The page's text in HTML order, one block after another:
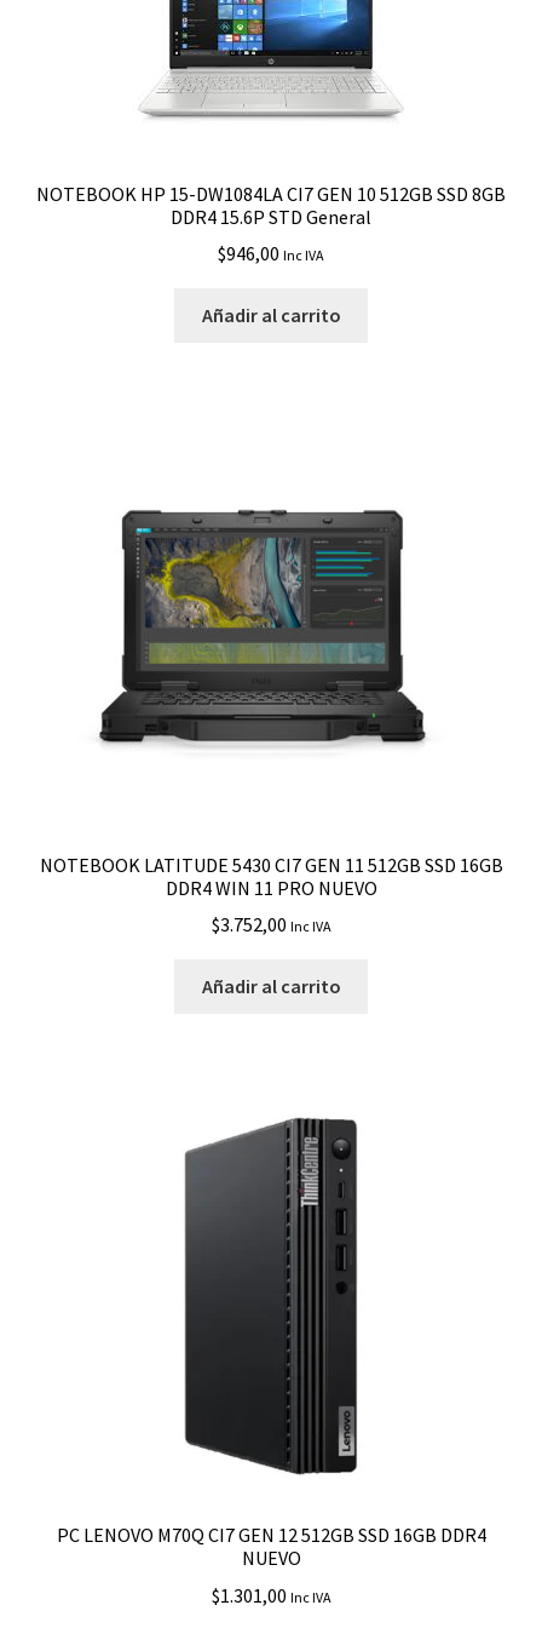
NOTEBOOK HP 15-DW1084LA CI7 GEN 10 512GB SSD 8GB
DDR4 15.6P STD General
$946,00 Inc IVA
Añadir al carrito
NOTEBOOK LATITUDE 5430 CI7 GEN 11 512GB SSD 16GB
DDR4 WIN 11 PRO NUEVO
$3.752,00 Inc IVA
Añadir al carrito
PC LENOVO M70Q CI7 GEN 12 512GB SSD 16GB DDR4
NUEVO
$1.301,00 Inc IVA